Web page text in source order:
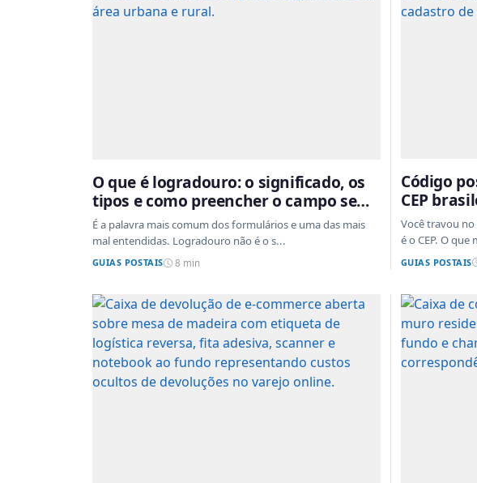
O que é logradouro: o significado, os
tipos e como preencher o campo sem
errar
É a palavra mais comum dos formulários e uma das mais
mal entendidas. Logradouro não é o s...
GUIAS POSTAIS 8 min
Código
CEP
e aos
Você travou
é o CEP. O que
GUIAS POSTAIS